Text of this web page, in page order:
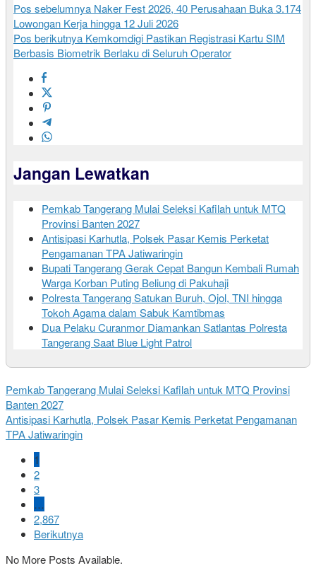
Pos sebelumnya Naker Fest 2026, 40 Perusahaan Buka 3.174
Lowongan Kerja hingga 12 Juli 2026
Pos berikutnya Kemkomdigi Pastikan Registrasi Kartu SIM
Berbasis Biometrik Berlaku di Seluruh Operator
Jangan Lewatkan
Pemkab Tangerang Mulai Seleksi Kafilah untuk MTQ
Provinsi Banten 2027
Antisipasi Karhutla, Polsek Pasar Kemis Perketat
Pengamanan TPA Jatiwaringin
Bupati Tangerang Gerak Cepat Bangun Kembali Rumah
Warga Korban Puting Beliung di Pakuhaji
Polresta Tangerang Satukan Buruh, Ojol, TNI hingga
Tokoh Agama dalam Sabuk Kamtibmas
Dua Pelaku Curanmor Diamankan Satlantas Polresta
Tangerang Saat Blue Light Patrol
Pemkab Tangerang Mulai Seleksi Kafilah untuk MTQ Provinsi
Banten 2027
Antisipasi Karhutla, Polsek Pasar Kemis Perketat Pengamanan
TPA Jatiwaringin
1
2
3
…
2,867
Berikutnya
No More Posts Available.